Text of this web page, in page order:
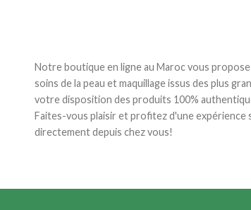
Notre boutique en ligne au Maroc vous
soins de la peau et maquillage issus des plus
votre disposition des produits 100%
Faites-vous plaisir et profitez d'une expérience
directement depuis chez vous!